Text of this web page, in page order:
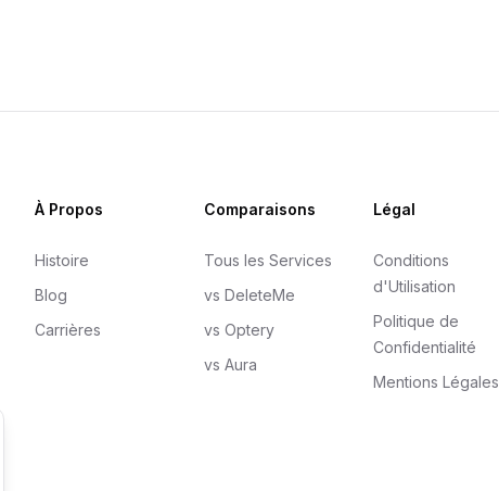
À Propos
Histoire
Blog
Carrières
Comparaisons
Tous les Services
vs DeleteMe
vs Optery
vs Aura
Légal
Conditions
d'Utilisation
Politique de
Confidentialité
Mentions Légales